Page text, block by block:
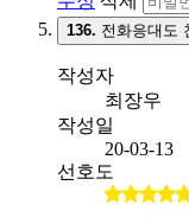
136. 전화응대도
작성자
최장우
작성일
20-03-13
선호도